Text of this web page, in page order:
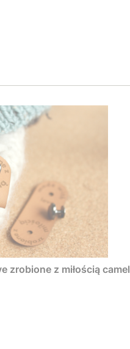
zrobione z miłością camel